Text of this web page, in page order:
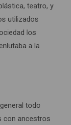
teatro, y
utilizados
los
a la
todo
con ancestros